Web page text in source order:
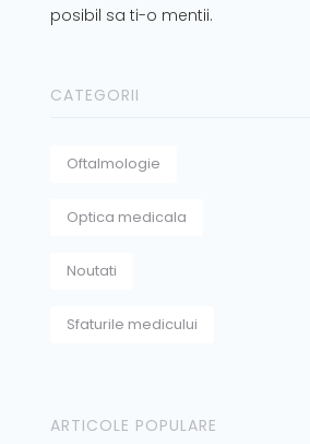
posibil sa ti-o mentii.
CATEGORII
Oftalmologie
Optica medicala
Noutati
Sfaturile medicului
ARTICOLE POPULARE